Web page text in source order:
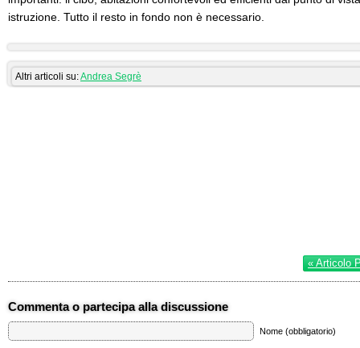
istruzione. Tutto il resto in fondo non è necessario.
Altri articoli su:Andrea Segrè
« Articolo
Commenta o partecipa alla discussione
Nome (obbligatorio)